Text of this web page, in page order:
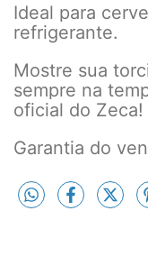
Ideal para
refrigerante.
Mostre sua
sempre na
oficial do Zeca!
Garantia do